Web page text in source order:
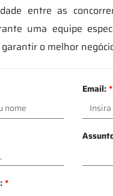
entre as
uma equipe
o melhor
Email:*
*